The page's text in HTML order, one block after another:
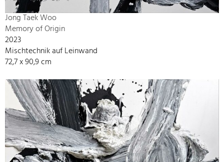
Jong Taek Woo
Memory of Origin
2023
Mischtechnik auf Leinwand
72,7 x 90,9 cm